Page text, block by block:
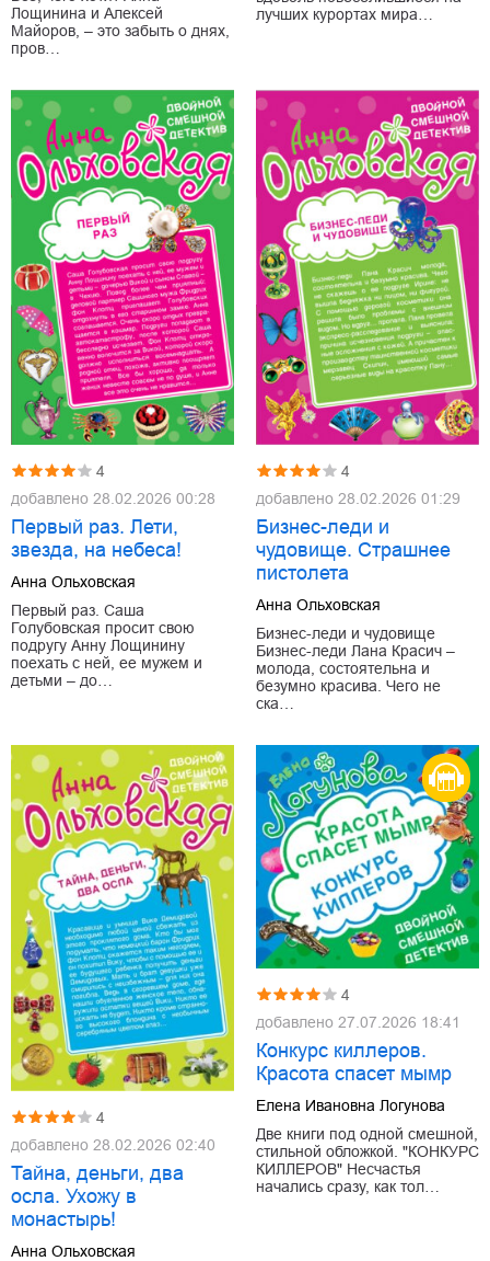
Лощинина и Алексей
Майоров, – это забыть о днях,
пров…
лучших курортах мира…
4
добавлено 28.02.2026 00:28
Первый раз. Лети,
звезда, на небеса!
Анна Ольховская
Первый раз. Саша
Голубовская просит свою
подругу Анну Лощинину
поехать с ней, ее мужем и
детьми – до…
4
добавлено 28.02.2026 01:29
Бизнес-леди и
чудовище. Страшнее
пистолета
Анна Ольховская
Бизнес-леди и чудовище
Бизнес-леди Лана Красич –
молода, состоятельна и
безумно красива. Чего не
ска…
4
добавлено 28.02.2026 02:40
Тайна, деньги, два
осла. Ухожу в
монастырь!
Анна Ольховская
4
добавлено 27.07.2026 18:41
Конкурс киллеров.
Красота спасет мымр
Елена Ивановна Логунова
Две книги под одной смешной,
стильной обложкой. "КОНКУРС
КИЛЛЕРОВ" Несчастья
начались сразу, как тол…